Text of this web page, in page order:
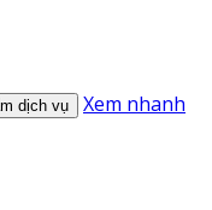
dịch vụ Xem nhanh